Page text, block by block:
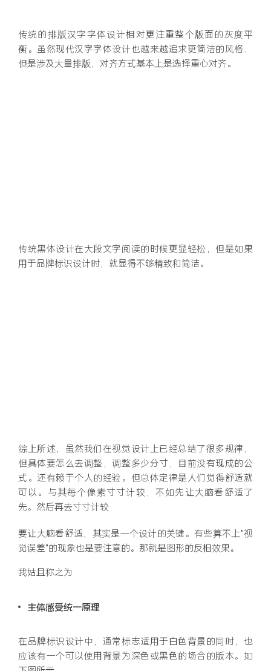
传统的排版汉字字体设计相对更注重整个版面的灰度平
衡。虽然现代汉字字体设计也越来越追求更简洁的风格，
但是涉及大量排版，对齐方式基本上是选择重心对齐。
传统黑体设计在大段文字阅读的时候更显轻松，但是如果
用于品牌标识设计时，就显得不够精致和简洁。
综上所述，虽然我们在视觉设计上已经总结了很多规律，
但具体要怎么去调整，调整多少分寸，目前没有现成的公
式。还有赖于个人的经验。但总体定律是人们觉得舒适就
可以。与其每个像素寸寸计较，不如先让大脑看舒适了
先。然后再去寸寸计较
要让大脑看舒适，其实是一个设计的关键。有些算不上“视
觉误差”的现象也是要注意的。那就是图形的反相效果。
我姑且称之为
主体感受统一原理
在品牌标识设计中，通常标志适用于白色背景的同时，也
应该有一个可以使用背景为深色或黑色的场合的版本。如